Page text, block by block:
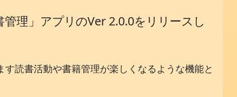
理」アプリのVer 2.0.0をリリースし
読書活動や書籍管理が楽しくなるような機能と